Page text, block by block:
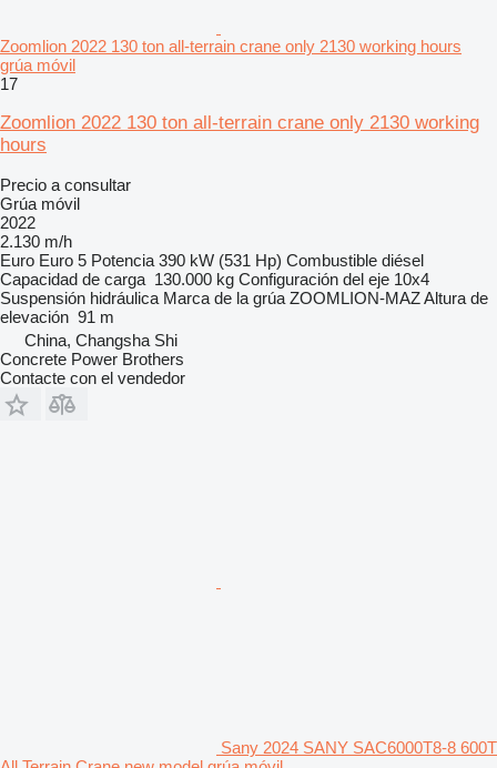
Zoomlion 2022 130 ton all-terrain crane only 2130 working hours
grúa móvil
17
Zoomlion 2022 130 ton all-terrain crane only 2130 working
hours
Precio a consultar
Grúa móvil
2022
2.130 m/h
Euro Euro 5 Potencia 390 kW (531 Hp) Combustible diésel
Capacidad de carga 130.000 kg Configuración del eje 10x4
Suspensión hidráulica Marca de la grúa ZOOMLION-MAZAltura de
elevación 91 m
China, Changsha Shi
Concrete Power Brothers
Contacte con el vendedor
Sany 2024 SANY SAC6000T8-8 600T